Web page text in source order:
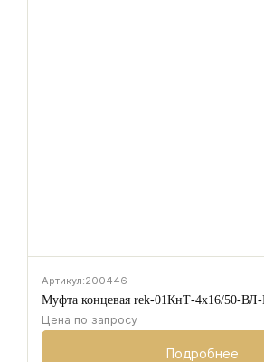
Артикул:200446
Муфта концевая rek-01КнТ-4х16/50-
Цена по запросу
Подробнее